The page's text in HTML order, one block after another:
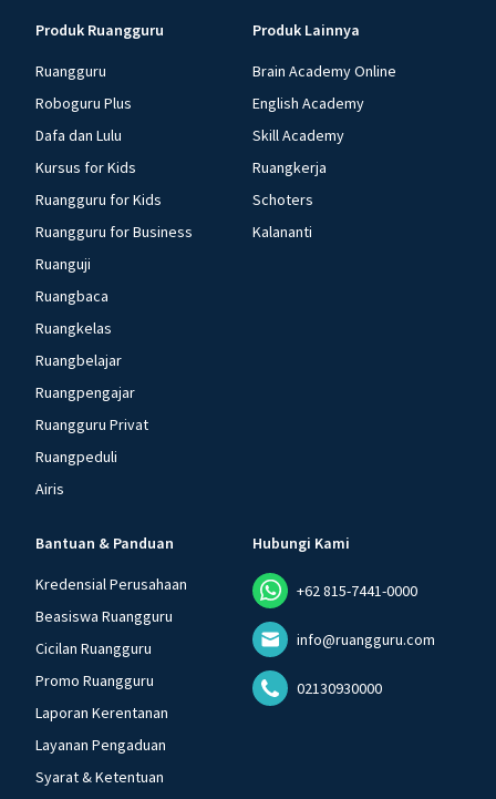
Produk Ruangguru
Ruangguru
Roboguru Plus
Dafa dan Lulu
Kursus for Kids
Ruangguru for Kids
Ruangguru for Business
Ruanguji
Ruangbaca
Ruangkelas
Ruangbelajar
Ruangpengajar
Ruangguru Privat
Ruangpeduli
Airis
Produk Lainnya
Brain Academy Online
English Academy
Skill Academy
Ruangkerja
Schoters
Kalananti
Bantuan & Panduan
Kredensial Perusahaan
Beasiswa Ruangguru
Cicilan Ruangguru
Promo Ruangguru
Laporan Kerentanan
Layanan Pengaduan
Syarat & Ketentuan
Hubungi Kami
+62 815-7441-0000
info@ruangguru.com
02130930000